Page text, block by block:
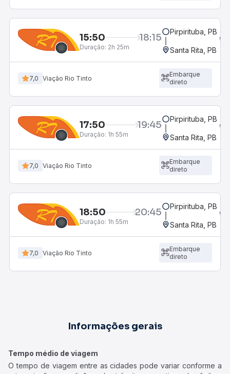
15:50 18:15
Duração: 2h 25m
Pirpirituba, PB
Santa Rita, PB
7,0 Viação Rio Tinto
Embarque
direto
17:50 19:45
Duração: 1h 55m
Pirpirituba, PB
Santa Rita, PB
7,0 Viação Rio Tinto
Embarque
direto
18:50 20:45
Duração: 1h 55m
Pirpirituba, PB
Santa Rita, PB
7,0 Viação Rio Tinto
Embarque
direto
Informações gerais
Tempo médio de viagem
O tempo de viagem entre as cidades pode variar conforme a